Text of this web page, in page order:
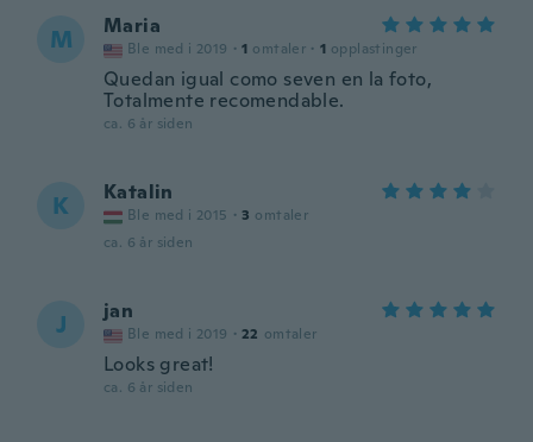
M Maria
Ble med i 2019 · 1 omtaler · 1 opplastinger
Quedan igual como seven en la foto,
Totalmente recomendable.
ca. 6 år siden
K Katalin
Ble med i 2015 · 3 omtaler
ca. 6 år siden
J jan
Ble med i 2019 · 22 omtaler
Looks great!
ca. 6 år siden